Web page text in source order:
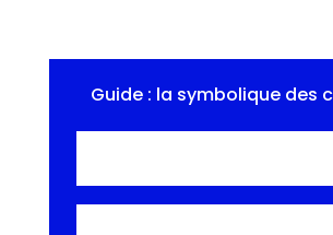
Guide : la symbolique des